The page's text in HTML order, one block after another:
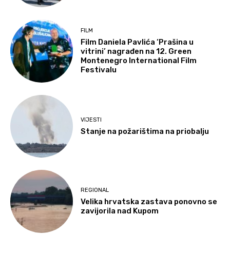
FILM
Film Daniela Pavlića ‘Prašina u
vitrini’ nagrađen na 12. Green
Montenegro International Film
Festivalu
VIJESTI
Stanje na požarištima na priobalju
REGIONAL
Velika hrvatska zastava ponovno se
zavijorila nad Kupom